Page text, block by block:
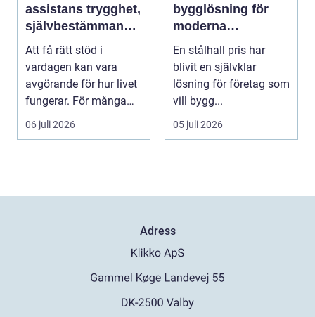
assistans trygghet,
självbestämmande
och vardag på
egna villkor
Att få rätt stöd i
vardagen kan vara
avgörande för hur livet
fungerar. För många
människor med funkt...
06 juli 2026
bygglösning för
moderna
verksamheter
En stålhall pris har
blivit en självklar
lösning för företag som
vill bygg...
05 juli 2026
Adress